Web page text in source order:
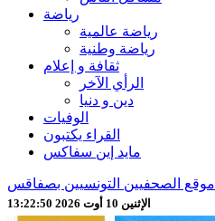
رياضة
رياضة عالمية
رياضة وطنية
ثقافة و إعلام
الرأي الآخر
دين و دنيا
الوفيات
القراء يكتبون
مايد إين سفاكس
موقع الصحفيين التونسيين بصفاقس
الإثنين 10 أوت 2026 13:22:52